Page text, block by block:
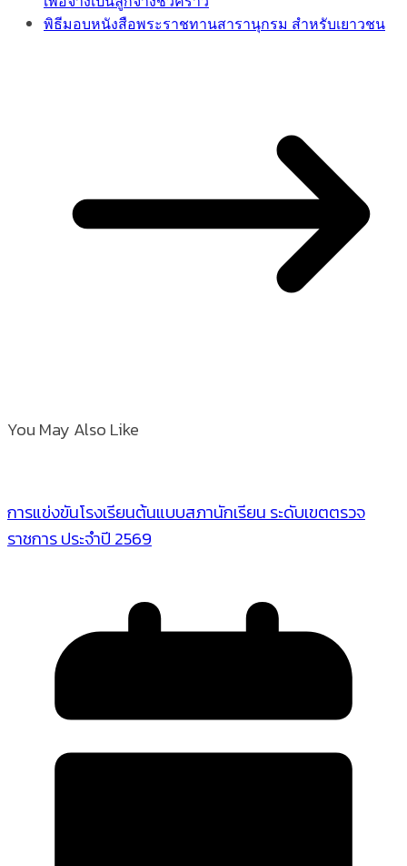
พิธีมอบหนังสือพระราชทานสารานุกรม สำหรับเยาวชน
You May Also Like
การแข่งขันโรงเรียนต้นแบบสภานักเรียน ระดับเขตตรวจ
ราชการ ประจำปี 2569